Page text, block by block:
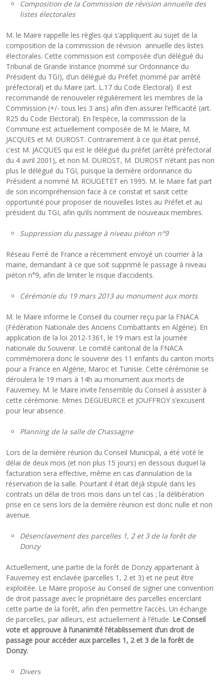
Composition de la Commission de révision annuelle des
listes électorales
M. le Maire rappelle les règles qui s’appliquent au sujet de la
composition de la commission de révision annuelle des listes
électorales. Cette commission est composée d’un délégué du
Tribunal de Grande Instance (nommé sur Ordonnance du
Président du TGI), d’un délégué du Préfet (nommé par arrêté
préfectoral) et du Maire (art. L.17 du Code Electoral). Il est
recommandé de renouveler régulièrement les membres de la
Commission (+/- tous les 3 ans) afin d’en assurer l’efficacité (art.
R25 du Code Electoral). En l’espèce, la commission de la
Commune est actuellement composée de M. le Maire, M.
JACQUES et M. DUROST. Contrairement à ce qui était pensé,
c’est M. JACQUES qui est le délégué du préfet (arrêté préfectoral
du 4 avril 2001), et non M. DUROST, M. DUROST n’étant pas non
plus le délégué du TGI, puisque la dernière ordonnance du
Président a nommé M. ROUGETET en 1995. M. le Maire fait part
de son incompréhension face à ce constat et saisit cette
opportunité pour proposer de nouvelles listes au Préfet et au
président du TGI, afin qu’ils nomment de nouveaux membres.
Suppression du passage à niveau piéton n°9
Réseau Ferré de France a récemment envoyé un courrier à la
mairie, demandant à ce que soit supprimé le passage à niveau
piéton n°9, afin de limiter le risque d’accidents.
Cérémonie du 19 mars 2013 au monument aux morts
M. le Maire informe le Conseil du courrier reçu par la FNACA
(Fédération Nationale des Anciens Combattants en Algérie). En
application de la loi 2012-1361, le 19 mars est la journée
nationale du Souvenir. Le comité cantonal de la FNACA
commémorera donc le souvenir des 11 enfants du canton morts
pour a France en Algérie, Maroc et Tunisie. Cette cérémonie se
déroulera le 19 mars à 14h au monument aux morts de
Fauverney. M. le Maire invite l’ensemble du Conseil à assister à
cette cérémonie. Mmes DEGUEURCE et JOUFFROY s’excusent
pour leur absence.
Planning de la salle de Chassagne
Lors de la dernière réunion du Conseil Municipal, a été voté le
délai de deux mois (et non plus 15 jours) en dessous duquel la
facturation sera effective, même en cas d’annulation de la
réservation de la salle. Pourtant il était déjà stipulé dans les
contrats un délai de trois mois dans un tel cas ; la délibération
prise en ce sens lors de la dernière réunion est donc nulle et non
avenue.
Désenclavement des parcelles 1, 2 et 3 de la forêt de
Donzy
Actuellement, une partie de la forêt de Donzy appartenant à
Fauverney est enclavée (parcelles 1, 2 et 3) et ne peut être
exploitée. Le Maire propose au Conseil de signer une convention
de droit passage avec le propriétaire des parcelles encerclant
cette partie de la forêt, afin d’en permettre l’accès. Un échange
de parcelles, par ailleurs, est actuellement à l’étude. Le Conseil
vote et approuve à l’unanimité l’établissement d’un droit de
passage pour accéder aux parcelles 1, 2 et 3 de la forêt de
Donzy.
Divers